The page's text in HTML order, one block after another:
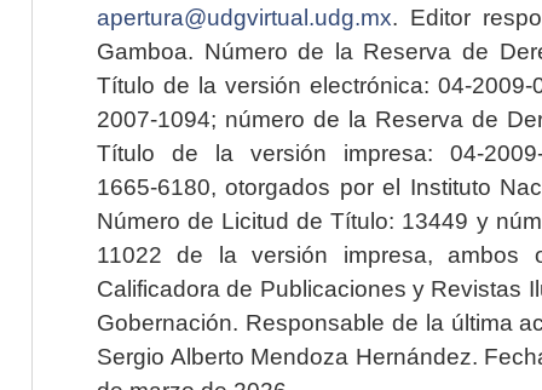
apertura@udgvirtual.udg.mx. Editor
Gamboa. Número de la Reserva de
Título de la versión electrónica: 04-2009-
2007-1094; número de la Reserva de
Título de la versión impresa: 04-2009-
1665-6180, otorgados por el Instituto
Número de Licitud de Título: 13449 y
11022 de la versión impresa, ambos
Calificadora de Publicaciones y Revistas
Gobernación. Responsable de la última
Sergio Alberto Mendoza Hernández.